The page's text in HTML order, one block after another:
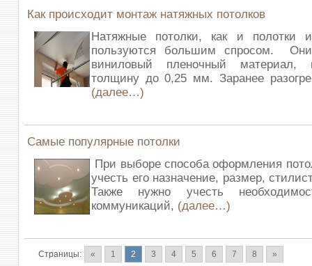
Как происходит монтаж натяжных потолков
Натяжные потолки, как и полотки
пользуются большим спросом.
виниловый пленочный материал,
толщину до 0,25 мм. Заранее
(далее…)
Самые популярные потолки
При выборе способа оформления
учесть его назначение, размер,
Также нужно учесть
коммуникаций, (далее…)
Страницы: « 1 2 3 4 5 6 7 8 »